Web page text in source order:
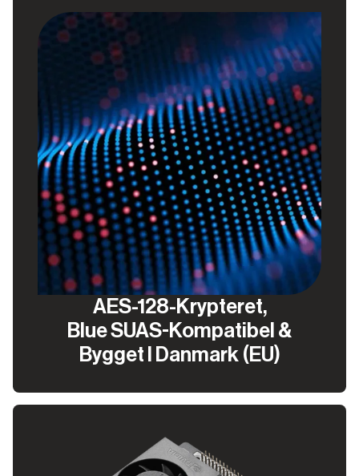
AES-128-Krypteret,
Blue SUAS-Kompatibel &
Bygget I Danmark (EU)